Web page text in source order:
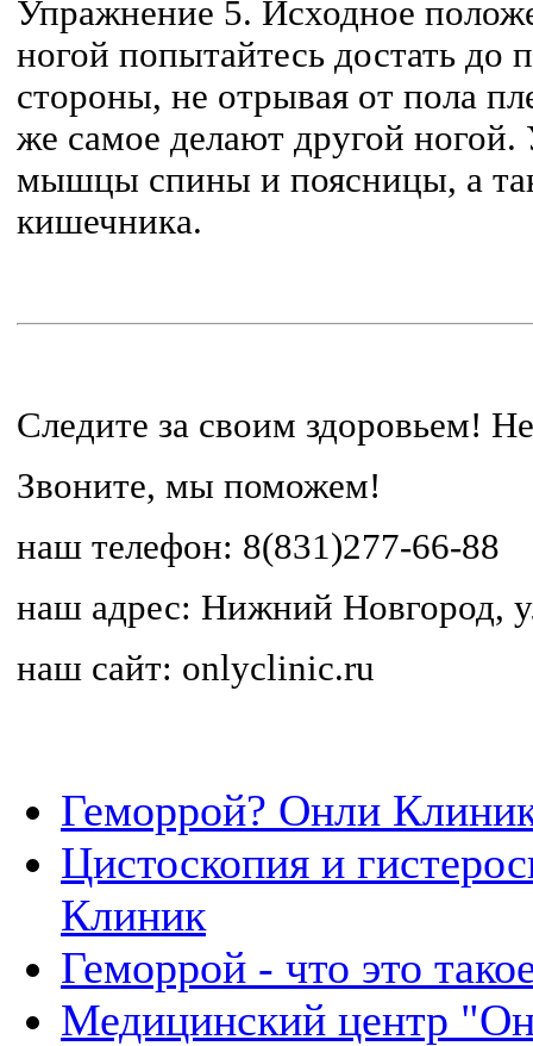
Упражнение 5. Исходное
ногой попытайтесь достать до
стороны, не отрывая от пола
же самое делают другой ногой.
мышцы спины и поясницы, а
кишечника.
Следите за своим здоровьем!
Звоните, мы поможем!
наш телефон: 8(831)277-66-88
наш адрес: Нижний Новгород,
наш сайт: onlyclinic.ru
Геморрой? Онли
Цистоскопия и
Клиник
Геморрой - что это
Медицинский центр